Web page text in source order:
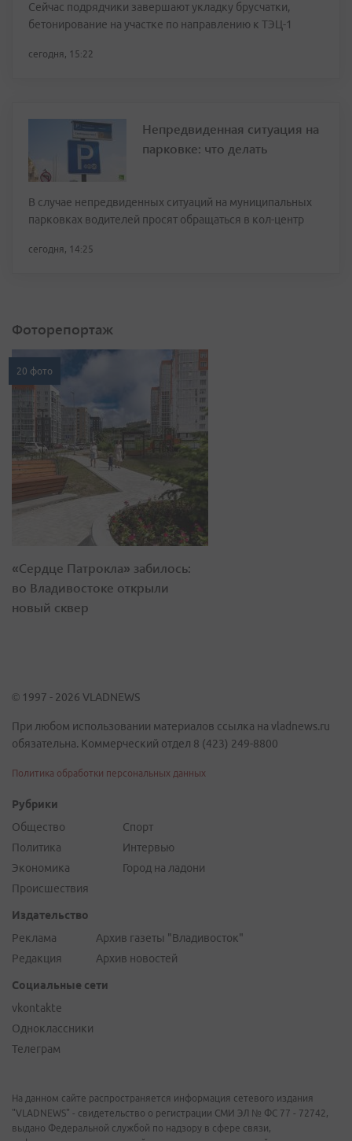
Сейчас подрядчики завершают укладку брусчатки,
бетонирование на участке по направлению к ТЭЦ-1
сегодня, 15:22
Непредвиденная ситуация на
парковке: что делать
В случае непредвиденных ситуаций на муниципальных
парковках водителей просят обращаться в кол-центр
сегодня, 14:25
Фоторепортаж
20 фото
«Сердце Патрокла» забилось:
во Владивостоке открыли
новый сквер
© 1997 - 2026 VLADNEWS
При любом использовании материалов ссылка на vladnews.ru
обязательна. Коммерческий отдел 8 (423) 249-8800
Политика обработки персональных данных
Рубрики
Общество
Политика
Экономика
Происшествия
Спорт
Интервью
Город на ладони
Издательство
Реклама
Редакция
Архив газеты "Владивосток"
Архив новостей
Социальные сети
vkontakte
Одноклассники
Телеграм
На данном сайте распространяется информация сетевого издания
"VLADNEWS" - свидетельство о регистрации СМИ ЭЛ № ФС 77 - 72742,
выдано Федеральной службой по надзору в сфере связи,